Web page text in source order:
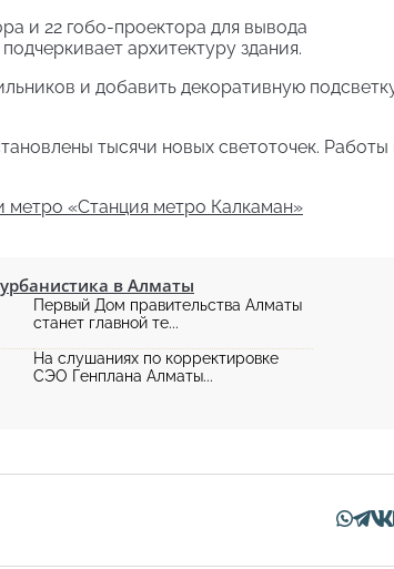
и 22 гобо-проектора для вывода
архитектуру здания.
и добавить декоративную
тысячи новых светоточек. Работы
метро «Станция метро Калкаман»
урбанистика в Алматы
Первый Дом правительства Алматы
станет главной те...
На слушаниях по корректировке
СЭО Генплана Алматы...